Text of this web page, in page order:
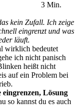
3 Min.
kein Zufall. Ich zeige
eingrenzt und was
läuft.
wirklich bedeutet
ich nicht panisch
heißt nicht
auf ein Problem bei
Lösung
so kannst du es auch